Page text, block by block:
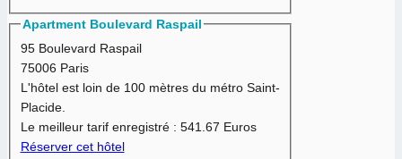
Apartment Boulevard Raspail
95 Boulevard Raspail
75006 Paris
L'hôtel est loin de 100 mètres du métro Saint-
Placide.
Le meilleur tarif enregistré : 541.67 Euros
Réserver cet hôtel